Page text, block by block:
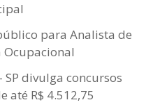
para Analista de
divulga concursos
até R$ 4.512,75